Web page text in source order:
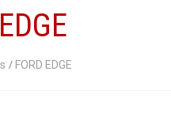
FORD EDGE